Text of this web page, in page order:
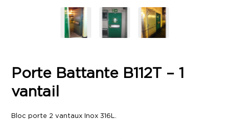
Porte Battante B112T – 1
vantail
Bloc porte 2 vantaux Inox 316L.